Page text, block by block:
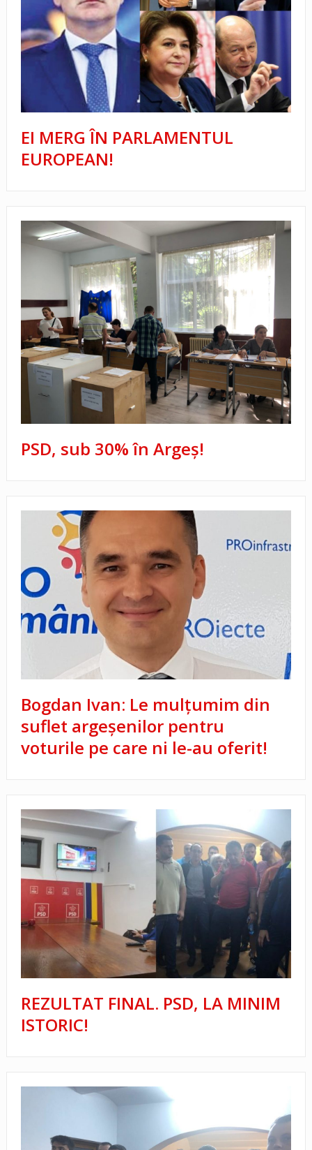
EI MERG ÎN PARLAMENTUL
EUROPEAN!
PSD, sub 30% în Argeş!
Bogdan Ivan: Le mulțumim din
suflet argeșenilor pentru
voturile pe care ni le-au oferit!
REZULTAT FINAL. PSD, LA MINIM
ISTORIC!